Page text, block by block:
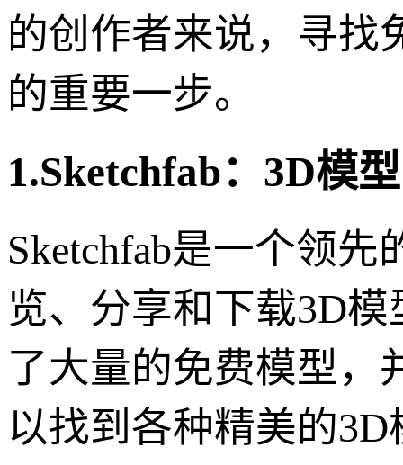
的创作者来说，寻找
的重要一步。
1.Sketchfab：3D模
Sketchfab是一个领
览、分享和下载3D
了大量的免费模型，
以找到各种精美的